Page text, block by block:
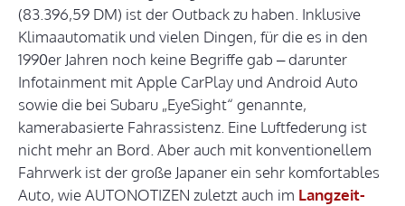
(83.396,59 DM) ist der Outback zu haben. Inklusive
Klimaautomatik und vielen Dingen, für die es in den
1990er Jahren noch keine Begriffe gab – darunter
Infotainment mit Apple CarPlay und Android Auto
sowie die bei Subaru „EyeSight“ genannte,
kamerabasierte Fahrassistenz. Eine Luftfederung ist
nicht mehr an Bord. Aber auch mit konventionellem
Fahrwerk ist der große Japaner ein sehr komfortables
Auto, wie AUTONOTIZEN zuletzt auch im Langzeit-